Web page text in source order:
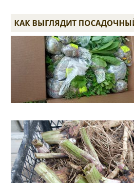
КАК ВЫГЛЯДИТ